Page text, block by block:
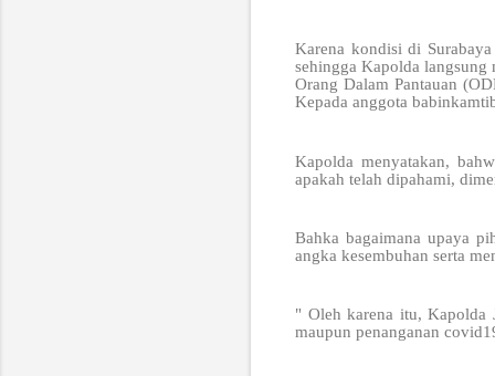
Karena kondisi di
sehingga Kapolda langsung
Orang Dalam Pantauan
Kepada anggota
Kapolda menyatakan,
apakah telah dipahami,
Bahka bagaimana upaya
angka kesembuhan serta
" Oleh karena itu, Kapolda
maupun penanganan